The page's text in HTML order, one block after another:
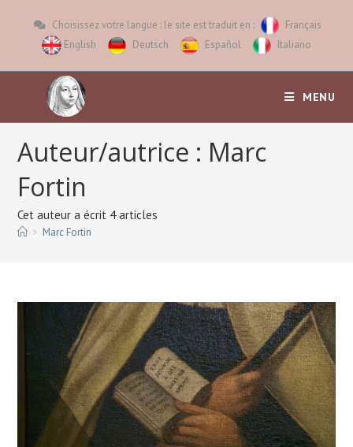
Choisissez votre langue : le site est traduit en :
Français
English
Deutsch Español Italiano
MENU
Auteur/autrice : Marc
Fortin
Cet auteur a écrit 4 articles
> Marc Fortin